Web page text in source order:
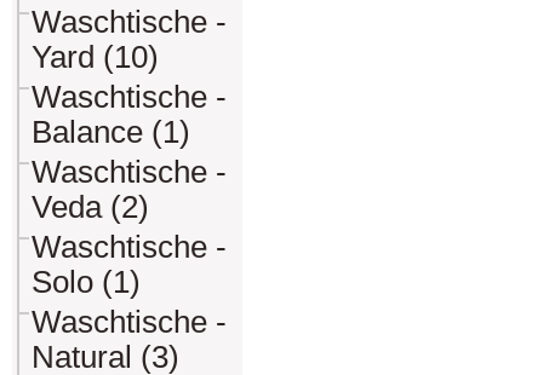
Waschtische -
Yard (10)
Waschtische -
Balance (1)
Waschtische -
Veda (2)
Waschtische -
Solo (1)
Waschtische -
Natural (3)